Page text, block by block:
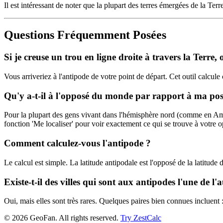
Il est intéressant de noter que la plupart des terres émergées de la
Questions Fréquemment Posées
Si je creuse un trou en ligne droite à travers la Terre,
Vous arriveriez à l'antipode de votre point de départ. Cet outil
Qu'y a-t-il à l'opposé du monde par rapport à ma
Pour la plupart des gens vivant dans l'hémisphère nord (comme en
fonction 'Me localiser' pour voir exactement ce qui se trouve à votre
Comment calculez-vous l'antipode ?
Le calcul est simple. La latitude antipodale est l'opposé de la
Existe-t-il des villes qui sont aux antipodes l'une de
Oui, mais elles sont très rares. Quelques paires bien connues
© 2026 GeoFan. All rights reserved. Try ZestCalc